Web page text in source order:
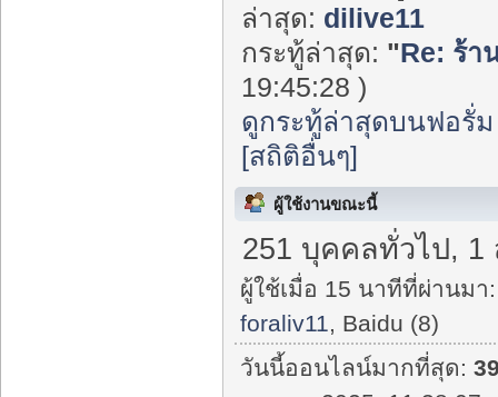
ล่าสุด: dilive11
กระทู้ล่าสุด: "Re: ร้า
19:45:28 )
ดูกระทู้ล่าสุดบนฟอรั่ม
[สถิติอื่นๆ]
ผู้ใช้งานขณะนี้
251 บุคคลทั่วไป, 1
ผู้ใช้เมื่อ 15 นาทีที่ผ่านมา:
foraliv11, Baidu (8)
วันนี้ออนไลน์มากที่สุด: